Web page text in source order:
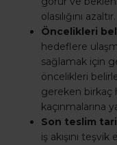
olasılığını azaltır.
Öncelikleri
hedeflere
sağlamak için
öncelikleri
gereken birkaç
kaçınmalarına
Son teslim
iş akışını